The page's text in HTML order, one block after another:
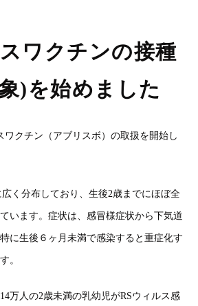
ワクチンの接種
)を始めました
ワクチン（アブリスボ）の取扱を開始し
く分布しており、生後2歳までにほぼ全
います。症状は、感冒様症状から下気道
に生後６ヶ月未満で感染すると重症化す
。
万人の2歳未満の乳幼児がRSウィルス感